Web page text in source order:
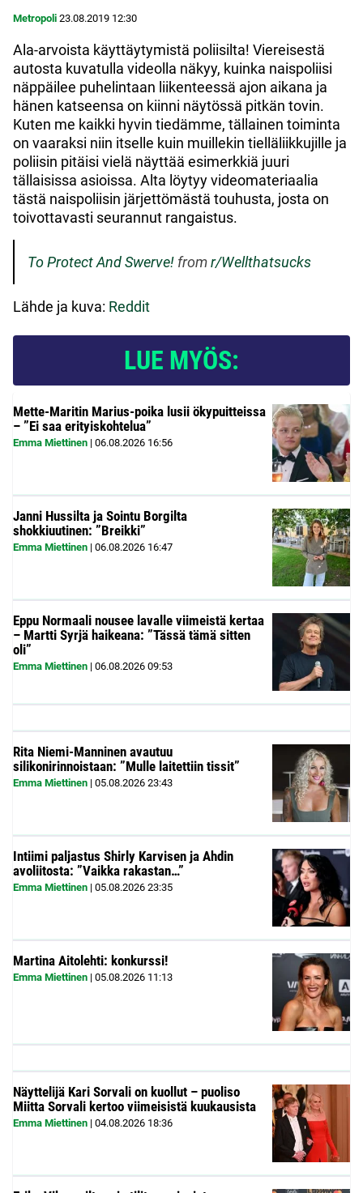
Metropoli 23.08.2019 12:30
Ala-arvoista käyttäytymistä poliisilta! Viereisestä
autosta kuvatulla videolla näkyy, kuinka naispoliisi
näppäilee puhelintaan liikenteessä ajon aikana ja
hänen katseensa on kiinni näytössä pitkän tovin.
Kuten me kaikki hyvin tiedämme, tällainen toiminta
on vaaraksi niin itselle kuin muillekin tielläliikkujille ja
poliisin pitäisi vielä näyttää esimerkkiä juuri
tällaisissa asioissa. Alta löytyy videomateriaalia
tästä naispoliisin järjettömästä touhusta, josta on
toivottavasti seurannut rangaistus.
To Protect And Swerve! fromr/Wellthatsucks
Lähde ja kuva: Reddit
LUE MYÖS:
Mette-Maritin Marius-poika lusii ökypuitteissa
– ”Ei saa erityiskohtelua”
Emma Miettinen | 06.08.2026 16:56
Janni Hussilta ja Sointu Borgilta
shokkiuutinen: ”Breikki”
Emma Miettinen | 06.08.2026 16:47
Eppu Normaali nousee lavalle viimeistä kertaa
– Martti Syrjä haikeana: ”Tässä tämä sitten
oli”
Emma Miettinen | 06.08.2026 09:53
Rita Niemi-Manninen avautuu
silikonirinnoistaan: ”Mulle laitettiin tissit”
Emma Miettinen | 05.08.2026 23:43
Intiimi paljastus Shirly Karvisen ja Ahdin
avoliitosta: ”Vaikka rakastan…”
Emma Miettinen | 05.08.2026 23:35
Martina Aitolehti: konkurssi!
Emma Miettinen | 05.08.2026 11:13
Näyttelijä Kari Sorvali on kuollut – puoliso
Miitta Sorvali kertoo viimeisistä kuukausista
Emma Miettinen | 04.08.2026 18:36